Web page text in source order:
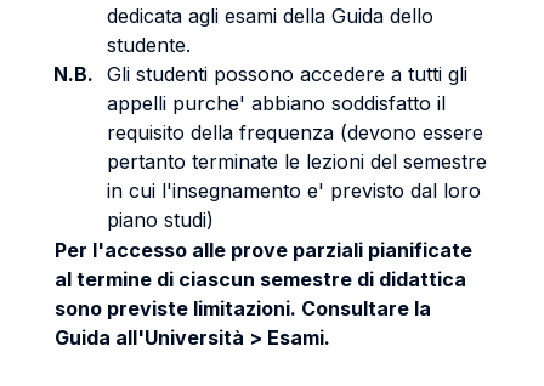
dedicata agli esami della Guida dello
studente.
N.B. Gli studenti possono accedere a tutti gli
appelli purche' abbiano soddisfatto il
requisito della frequenza (devono essere
pertanto terminate le lezioni del semestre
in cui l'insegnamento e' previsto dal loro
piano studi)
Per l'accesso alle prove parziali pianificate
al termine di ciascun semestre di didattica
sono previste limitazioni. Consultare la
Guida all'Università > Esami.